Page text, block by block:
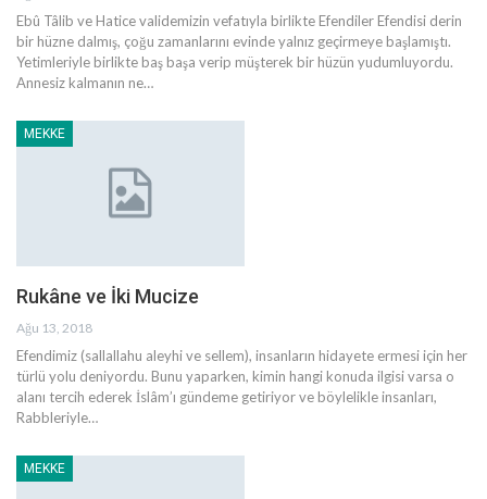
Ebû Tâlib ve Hatice validemizin vefatıyla birlikte Efendiler Efendisi derin
bir hüzne dalmış, çoğu zamanlarını evinde yalnız geçirmeye başlamıştı.
Yetimleriyle birlikte baş başa verip müşterek bir hüzün yudumluyordu.
Annesiz kalmanın ne…
MEKKE
Rukâne ve İki Mucize
Ağu 13, 2018
Efendimiz (sallallahu aleyhi ve sellem), insanların hidayete ermesi için her
türlü yolu deniyordu. Bunu yaparken, kimin hangi konuda ilgisi varsa o
alanı tercih ederek İslâm’ı gündeme getiriyor ve böylelikle insanları,
Rabbleriyle…
MEKKE